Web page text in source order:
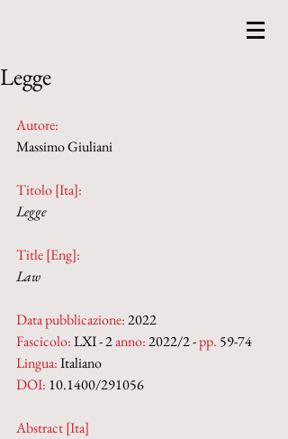
Legge
Autore:
Massimo Giuliani
Titolo [Ita]:
Legge
Title [Eng]:
Law
Data pubblicazione: 2022
Fascicolo: LXI - 2 anno: 2022/2 - pp. 59-74
Lingua: Italiano
DOI: 10.1400/291056
Abstract [Ita]